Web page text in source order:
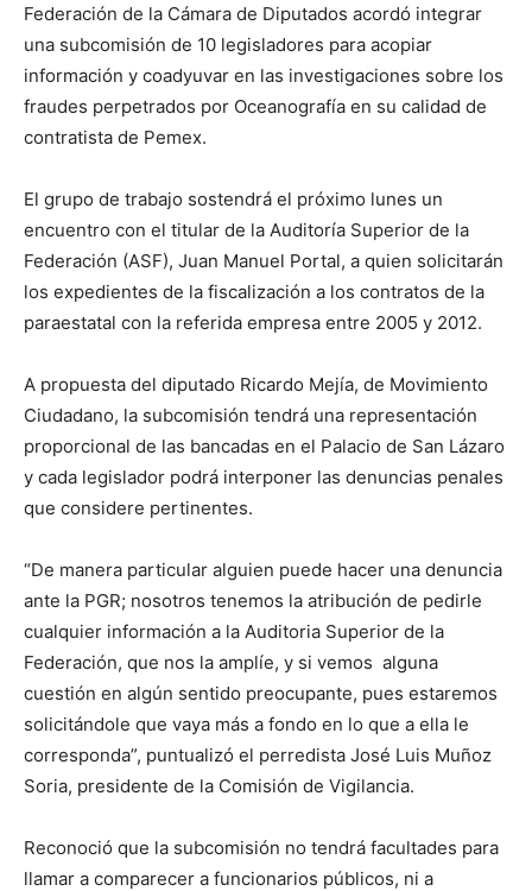
Federación de la Cámara de Diputados acordó integrar
una subcomisión de 10 legisladores para acopiar
información y coadyuvar en las investigaciones sobre los
fraudes perpetrados por Oceanografía en su calidad de
contratista de Pemex.
El grupo de trabajo sostendrá el próximo lunes un
encuentro con el titular de la Auditoría Superior de la
Federación (ASF), Juan Manuel Portal, a quien solicitarán
los expedientes de la fiscalización a los contratos de la
paraestatal con la referida empresa entre 2005 y 2012.
A propuesta del diputado Ricardo Mejía, de Movimiento
Ciudadano, la subcomisión tendrá una representación
proporcional de las bancadas en el Palacio de San Lázaro
y cada legislador podrá interponer las denuncias penales
que considere pertinentes.
“De manera particular alguien puede hacer una denuncia
ante la PGR; nosotros tenemos la atribución de pedirle
cualquier información a la Auditoria Superior de la
Federación, que nos la amplíe, y si vemos alguna
cuestión en algún sentido preocupante, pues estaremos
solicitándole que vaya más a fondo en lo que a ella le
corresponda”, puntualizó el perredista José Luis Muñoz
Soria, presidente de la Comisión de Vigilancia.
Reconoció que la subcomisión no tendrá facultades para
llamar a comparecer a funcionarios públicos, ni a